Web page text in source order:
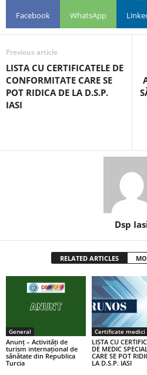
Facebook WhatsApp
Previous article
LISTA CU CERTIFICATELE DE
CONFORMITATE CARE SE
POT RIDICA DE LA D.S.P.
IASI
Dsp
RELATED ARTICLES
General
Anunț – Activități de
turism internațional de
sănătate din Republica
Turcia
LISTA CU
DE MEDIC
CARE SE POT
LA D.S.P. IASI